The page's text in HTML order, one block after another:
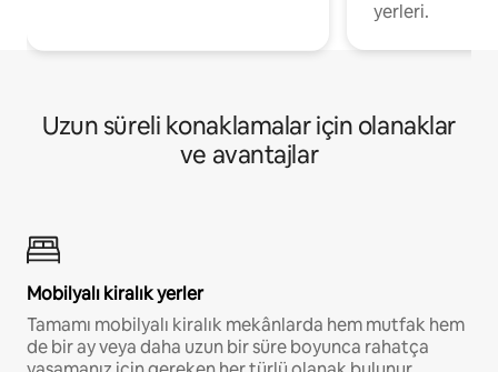
yerleri.
Uzun süreli konaklamalar için olanaklar
ve avantajlar
Mobilyalı kiralık yerler
Tamamı mobilyalı kiralık mekânlarda hem mutfak hem
de bir ay veya daha uzun bir süre boyunca rahatça